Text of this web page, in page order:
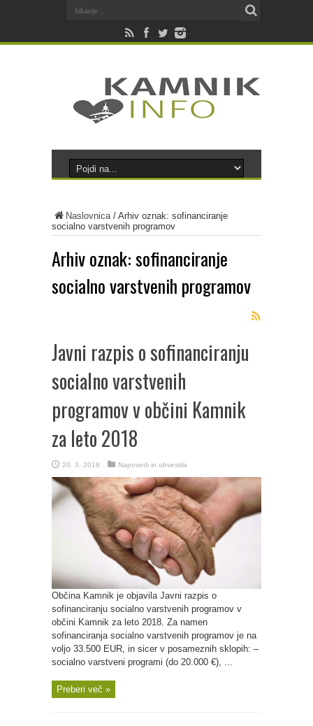
Naslovnica/ Arhiv oznak: sofinanciranje
socialno varstvenih programov
Arhiv oznak:sofinanciranje
socialno varstvenih programov
Javni razpis o sofinanciranju
socialno varstvenih
programov v občini Kamnik
za leto 2018
20. 3. 2018 Napovedi in obvestila
Občina Kamnik je objavila Javni razpis o
sofinanciranju socialno varstvenih programov v
občini Kamnik za leto 2018. Za namen
sofinanciranja socialno varstvenih programov je na
voljo 33.500 EUR, in sicer v posameznih sklopih: –
socialno varstveni programi (do 20.000 €), ...
Preberi več »